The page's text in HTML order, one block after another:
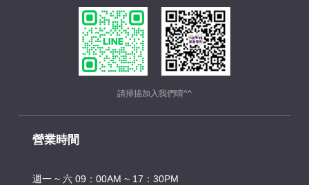
請掃描加入我們唷^^
營業時間
週一 ~ 六 09：00AM ~ 17：30PM